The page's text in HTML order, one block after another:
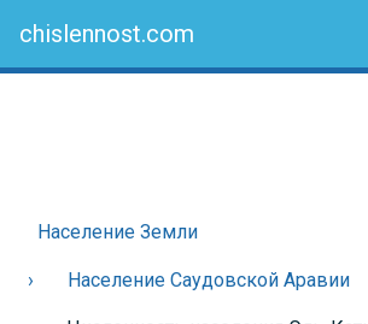
chislennost.com
Население Земли
Население Саудовской Аравии